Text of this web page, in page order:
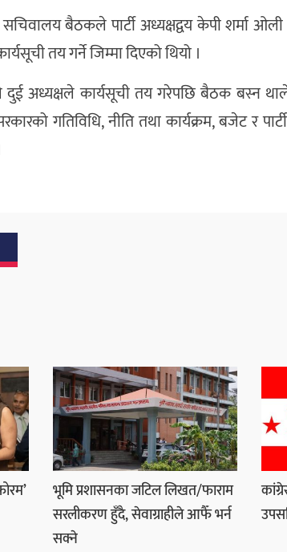
बैठकले पार्टी अध्यक्षद्वय केपी शर्मा ओली
तय गर्ने जिम्मा दिएको थियो ।
दुई अध्यक्षले कार्यसूची तय गरेपछि बैठक बस्न
गतिविधि, नीति तथा कार्यक्रम, बजेट र
भूमि प्रशासनका जटिल लिखत/फाराम
सरलीकरण हुँदै, सेवाग्राहीले आफैँ भर्न
सक्ने